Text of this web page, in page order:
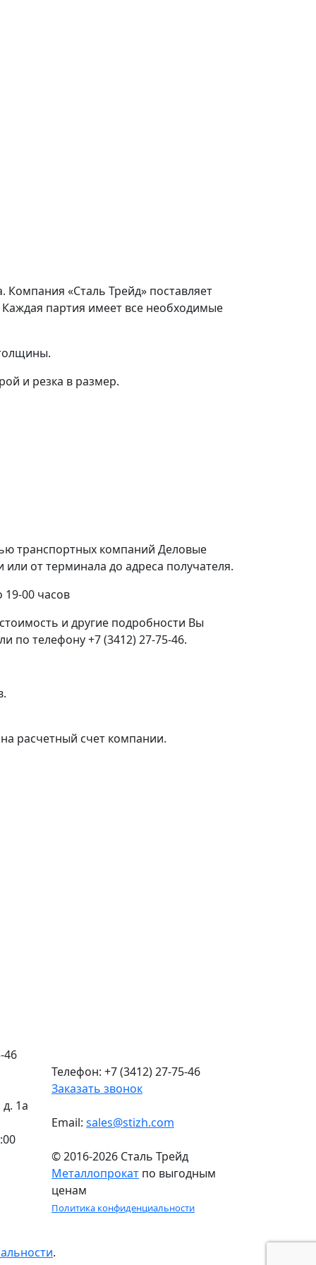
«Сталь Трейд» поставляет
партия имеет все необходимые
и резка в размер.
транспортных компаний Деловые
от терминала до адреса получателя.
19-00 часов
и другие подробности Вы
по телефону +7 (3412) 27-75-46.
расчетный счет компании.
46
1а
Телефон: +7 (3412) 27-75-46
Заказать звонок
Email: sales@stizh.com
© 2016-2026 Сталь Трейд
Металлопрокат по выгодным
ценам
Политика конфиденциальности
.